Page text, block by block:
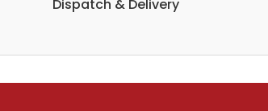
Dispatch & Delivery